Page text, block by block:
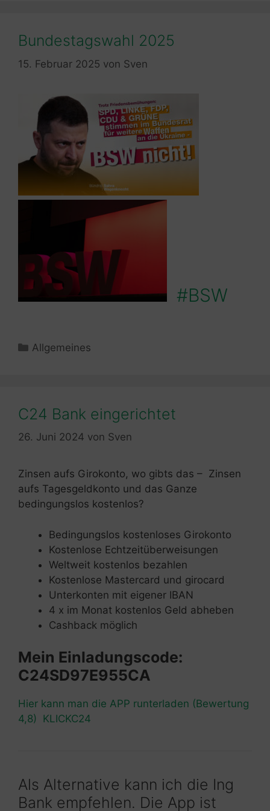
Bundestagswahl 2025
15. Februar 2025 von Sven
#BSW
Kategorien
Allgemeines
C24 Bank eingerichtet
26. Juni 2024 von Sven
Zinsen aufs Girokonto, wo gibts das – Zinsen
aufs Tagesgeldkonto und das Ganze
bedingungslos kostenlos?
Bedingungslos kostenloses Girokonto
Kostenlose Echtzeitüberweisungen
Weltweit kostenlos bezahlen
Kostenlose Mastercard und girocard
Unterkonten mit eigener IBAN
4 x im Monat kostenlos Geld abheben
Cashback möglich
Mein Einladungscode:
C24SD97E955CA
Hier kann man die APP runterladen (Bewertung
4,8) KLICKC24
Als Alternative kann ich die Ing
Bank empfehlen. Die App ist